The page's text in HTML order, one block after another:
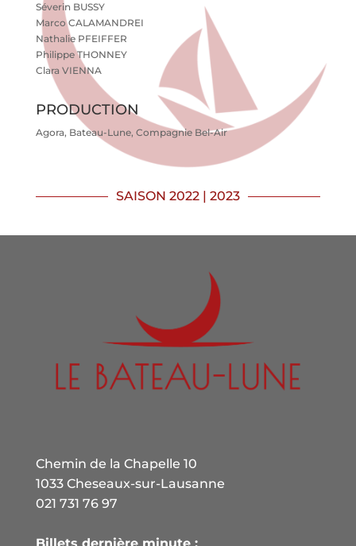
Séverin BUSSY
Marco CALAMANDREI
Nathalie PFEIFFER
Philippe THONNEY
Clara VIENNA
PRODUCTION
Agora, Bateau-Lune, Compagnie Bel-Air
SAISON 2022 | 2023
Chemin de la Chapelle 10
1033 Cheseaux-sur-Lausanne
021 731 76 97
Billets dernière minute :